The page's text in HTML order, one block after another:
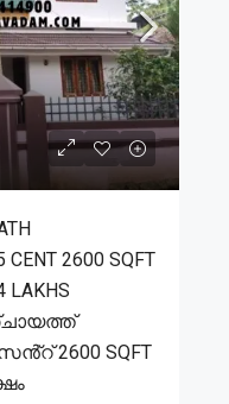
CENT 2600 SQFT
LAKHS
2600 SQFT